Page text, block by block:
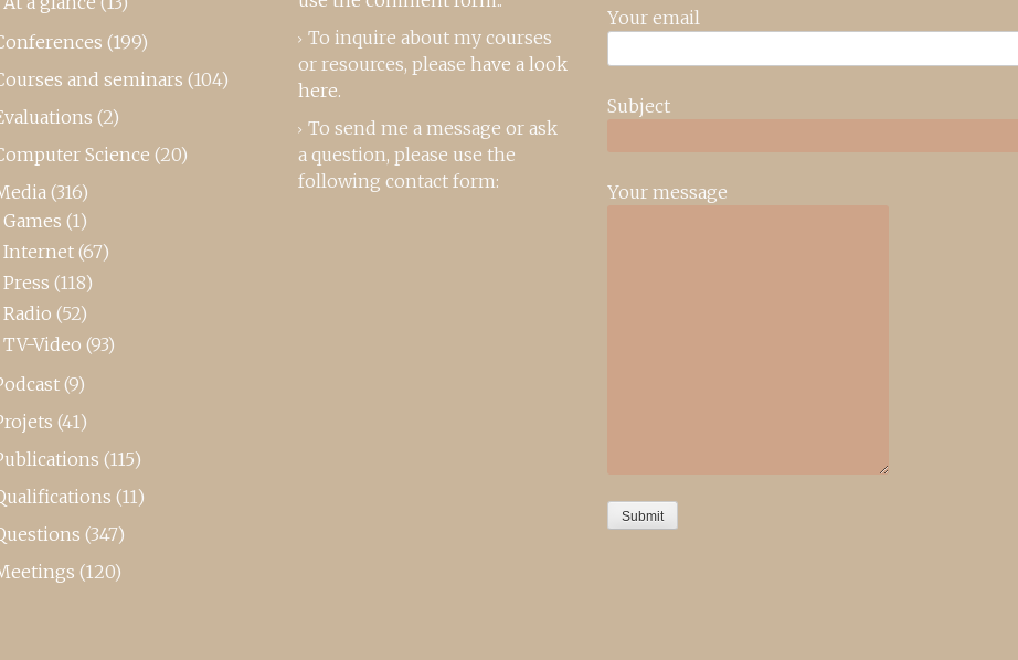
(199)
and seminars (104)
(2)
Science (20)
(316)
Games (1)
Internet (67)
Press (118)
Radio (52)
TV-Video (93)
(9)
(41)
(115)
(11)
(347)
(120)
To inquire about my courses
or resources, please have a look
here.
To send me a message or ask
a question, please use the
following contact form:
Your email
Subject
Your message